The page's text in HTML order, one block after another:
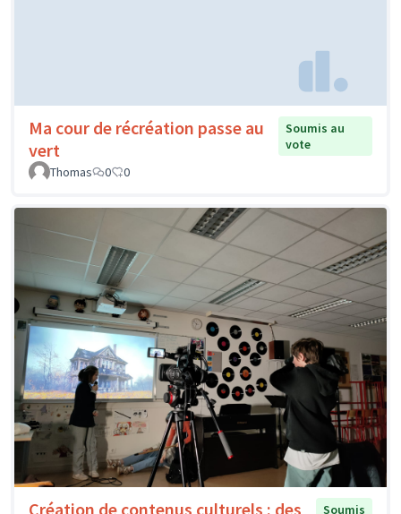
Ma cour de récréation passe au
vert
Soumis au
vote
Thomas
0 0
Création de contenus culturels : des
Soumis